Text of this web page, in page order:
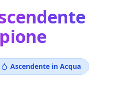
Ascendente in Acqua